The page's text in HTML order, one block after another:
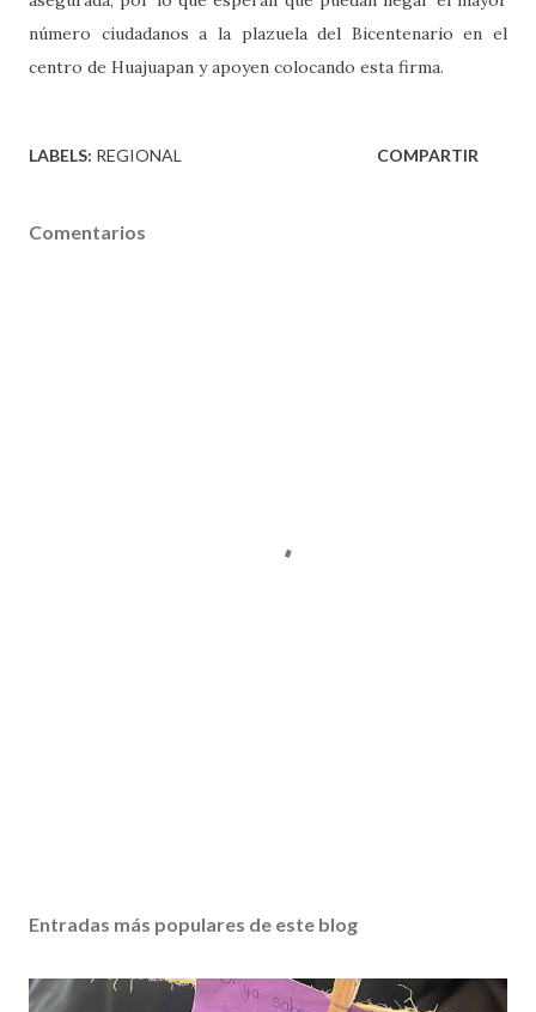
número ciudadanos a la plazuela del Bicentenario en el
centro de Huajuapan y apoyen colocando esta firma.
LABELS: REGIONAL COMPARTIR
Comentarios
Entradas más populares de este blog